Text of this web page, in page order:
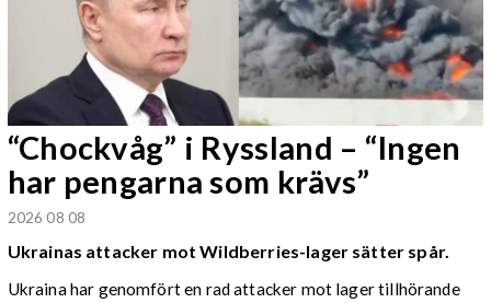
“Chockvåg” i Ryssland – “Ingen
har pengarna som krävs”
2026 08 08
Ukrainas attacker mot Wildberries-lager sätter spår.
Ukraina har genomfört en rad attacker mot lager tillhörande